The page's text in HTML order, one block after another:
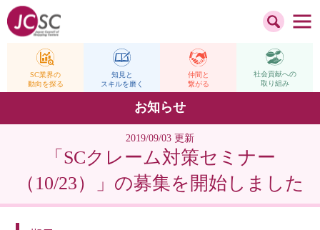
SC業界の
動向を探る
知見と
スキルを磨く
仲間と
繋がる
社会貢献への
取り組み
お知らせ
2019/09/03 更新
「SCクレーム対策セミナー
（10/23）」の募集を開始しました